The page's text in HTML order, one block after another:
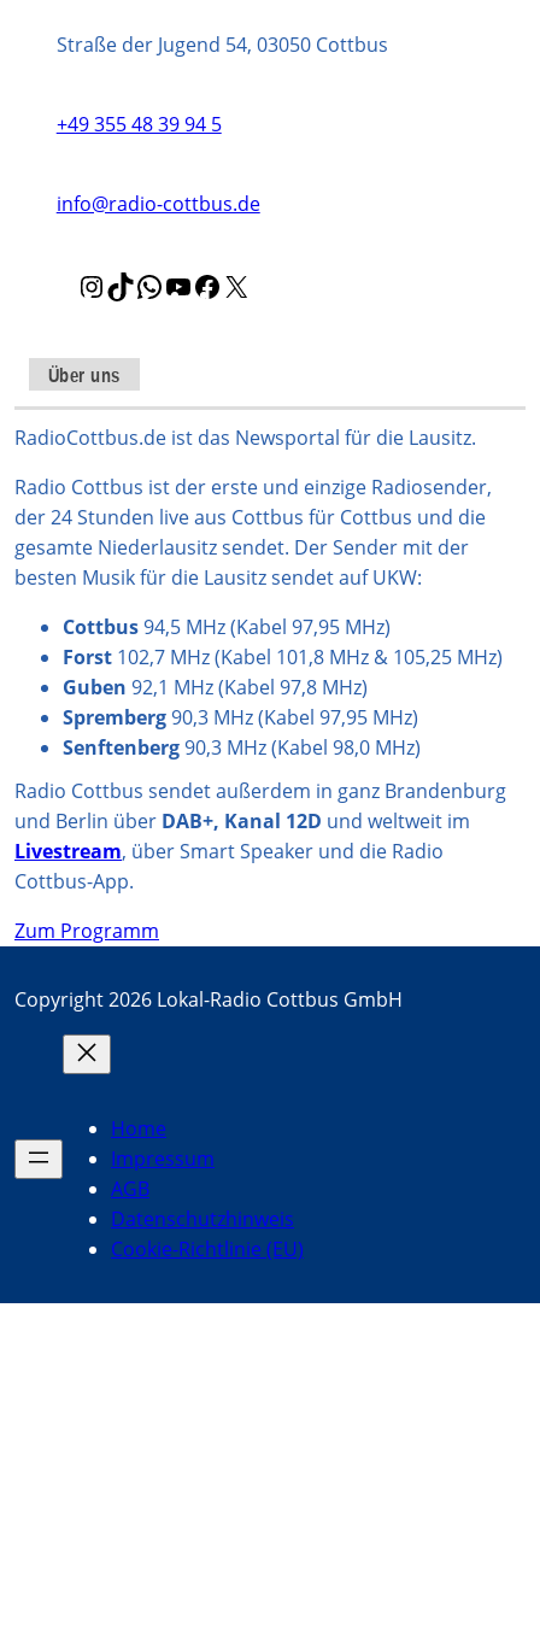
Straße der Jugend 54, 03050 Cottbus
+49 355 48 39 94 5
info@radio-cottbus.de
I
t
a
g
a
m
T
o
k
W
s
A
p
Y
u
b
F
b
o
k
Über uns
RadioCottbus.de ist das Newsportal für die Lausitz.
Radio Cottbus ist der erste und einzige Radiosender,
der 24 Stunden live aus Cottbus für Cottbus und die
gesamte Niederlausitz sendet. Der Sender mit der
besten Musik für die Lausitz sendet auf UKW:
Cottbus94,5 MHz (Kabel 97,95 MHz)
Forst 102,7 MHz (Kabel 101,8 MHz & 105,25 MHz)
Guben 92,1 MHz (Kabel 97,8 MHz)
Spremberg90,3 MHz (Kabel 97,95 MHz)
Senftenberg90,3 MHz (Kabel 98,0 MHz)
Radio Cottbus sendet außerdem in ganz Brandenburg
und Berlin über DAB+, Kanal 12D und weltweit im
Livestream, über Smart Speaker und die Radio
Cottbus-App.
Zum Programm
Copyright 2026 Lokal-Radio Cottbus GmbH
Home
Impressum
AGB
Datenschutzhinweis
Cookie-Richtlinie (EU)